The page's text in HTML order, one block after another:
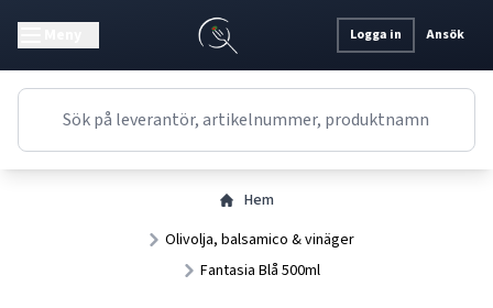
Logga in Ansök
Hem
Olivolja, balsamico & vinäger
Fantasia Blå 500ml